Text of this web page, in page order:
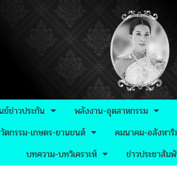
ย์ข่าวประกัน พลังงาน-อุตสาหกรรม
ตกรรม-เกษตร-ยานยนต์
คมนาคม-อสังหา
บทความ-บทวิเคราะห์
ข่าวประชาสัม